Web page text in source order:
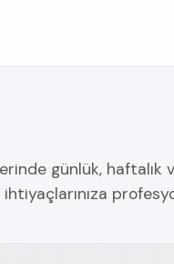
günlük, haftalık